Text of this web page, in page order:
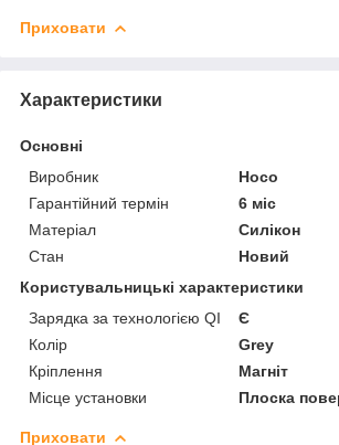
Приховати
Характеристики
Основні
Виробник
Hoco
Гарантійний термін
6 міс
Матеріал
Силікон
Стан
Новий
Користувальницькі характеристики
Зарядка за технологією QI
Є
Колір
Grey
Кріплення
Магніт
Місце установки
Плоска
Приховати